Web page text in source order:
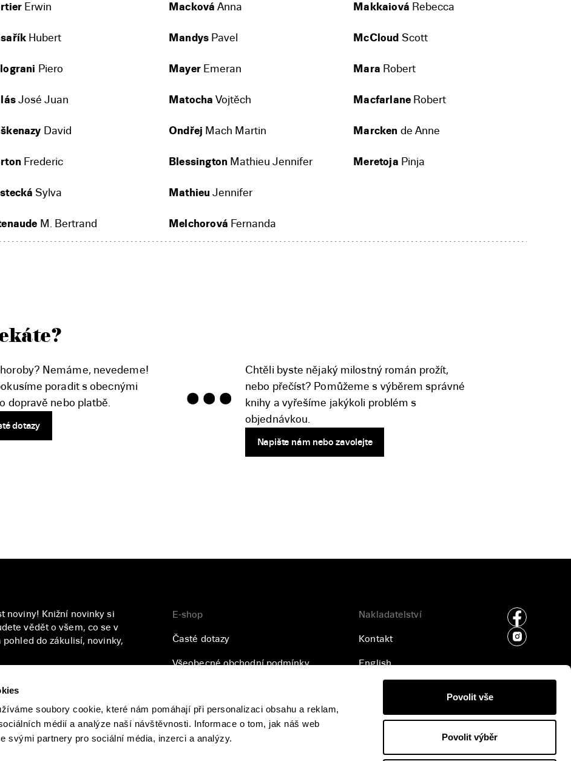
soubory cookie, které nám pomáhají při personalizaci obsahu a reklam,
médií a analýze naší návštěvnosti. Informace o tom, jak náš web
svými partnery pro sociální média, inzerci a analýzy.
Povolit vše
Povolit výběr
Erwin
Hubert
Piero
José Juan
David
Frederic
Sylva
M. Bertrand
Macková Anna
Mandys Pavel
MayerEmeran
Matocha Vojtěch
Ondřej Mach Martin
Blessington Mathieu Jennifer
Mathieu Jennifer
Melchorová Fernanda
Makkaiová Rebecca
McCloud Scott
Mara Robert
Macfarlane Robert
Marcken de Anne
Meretoja Pinja
Nemáme, nevedeme!
poradit s obecnými
dopravě nebo platbě.
dotazy
Chtěli byste nějaký milostný román prožít,
nebo přečíst? Pomůžeme s výběrem správné
knihy a vyřešíme jakýkoli problém s
objednávkou.
Napište nám nebo zavolejte
noviny! Knižní novinky si
vědět o všem, co se v
do zákulisí, novinky,
se zpracováním vašich
E-shop
Časté dotazy
Všeobecné obchodní podmínky
Nakladatelství
Kontakt
English
Pro média